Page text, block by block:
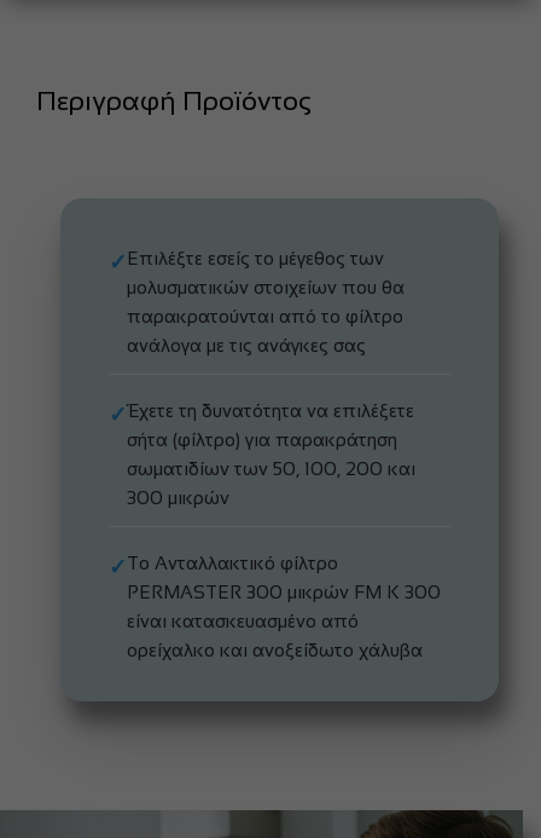
Περιγραφή Προϊόντος
✓ Επιλέξτε εσείς το μέγεθος των
μολυσματικών στοιχείων που θα
παρακρατούνται από το φίλτρο
ανάλογα με τις ανάγκες σας
✓Έχετε τη δυνατότητα να επιλέξετε
σήτα (φίλτρο) για παρακράτηση
σωματιδίων των 50, 100, 200 και
300 μικρών
✓To Ανταλλακτικό φίλτρο
PERMASTER 300 μικρών FM K 300
είναι κατασκευασμένο από
ορείχαλκο και ανοξείδωτο χάλυβα